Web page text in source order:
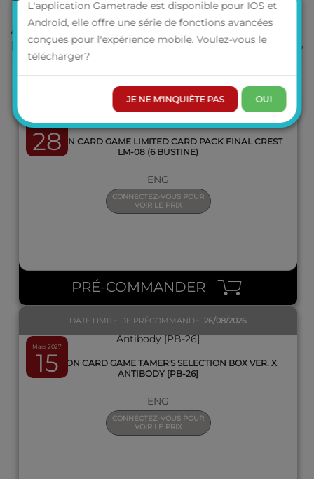
ARTICLES EN DEMANDE DE
PRÉCOMMANDE
VOUS DÉCOUVREZ
Août 2026
28
DIGIMON CARD GAME LIMITED CARD PACK FINAL CREST
LM-08 (6 BUSTINE)
ENG
CONNECTEZ-VOUS POUR
VOIR LE PRIX
PRÉ-COMMANDER
Mars 2027
15
DATE LIMITE DE PRÉCOMMANDE26/08/2026
DIGIMON CARD GAME TAMER'S SELECTION BOX VER. X
ANTIBODY [PB-26]
ENG
CONNECTEZ-VOUS POUR
VOIR LE PRIX
L'application Gametrade est disponible pour IOS et
Android, elle offre une série de fonctions avancées
conçues pour l'expérience mobile. Voulez-vous le
télécharger?
JE NE M'INQUIÈTE PAS OUI